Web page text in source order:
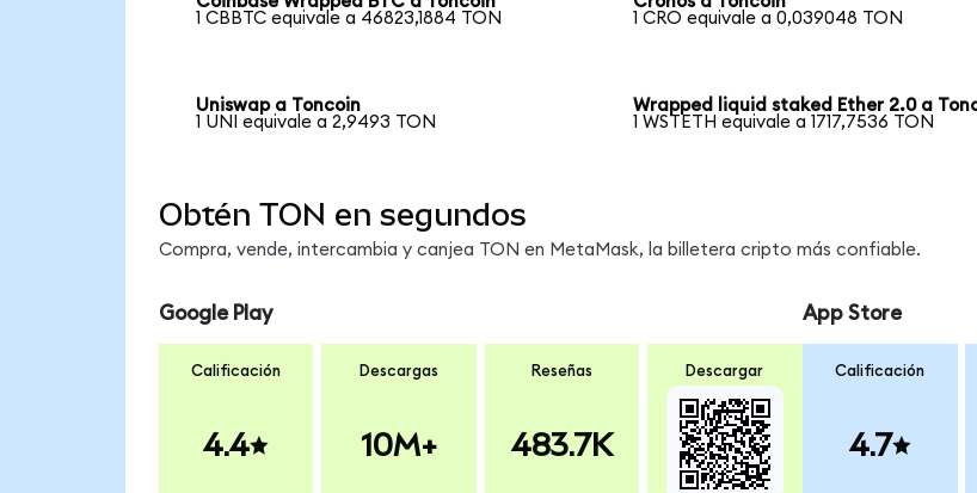
1 CBBTC equivale a 46823,1884 TON
1 CRO equivale a 0,039048 TON
Uniswap a Toncoin
1 UNI equivale a 2,9493 TON
Wrapped liquid staked Ether 2.0 a
1 WSTETH equivale a 1717,7536 TON
Obtén TON en segundos
Compra, vende, intercambia y canjea TON en MetaMask, la billetera cripto más confiable.
Google Play
Calificación
4.4
Descargas
10M+
Reseñas
483.7K
Descargar
App Store
Calificación
4.7